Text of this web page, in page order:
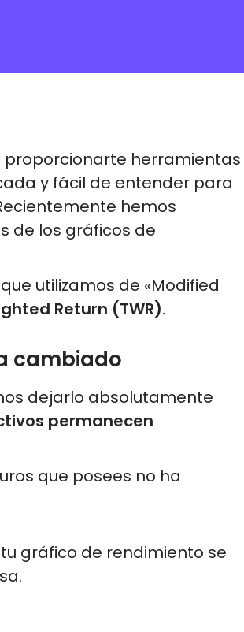
proporcionarte herramientas
y fácil de entender para
hemos
de los gráficos de
utilizamos de «Modified
Return (TWR).
cambiado
dejarlo absolutamente
permanecen
que posees no ha
gráfico de rendimiento se